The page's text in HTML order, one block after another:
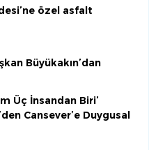
özel asfalt
Büyükakın’dan
Üç İnsandan Biri’
Cansever’e Duygusal